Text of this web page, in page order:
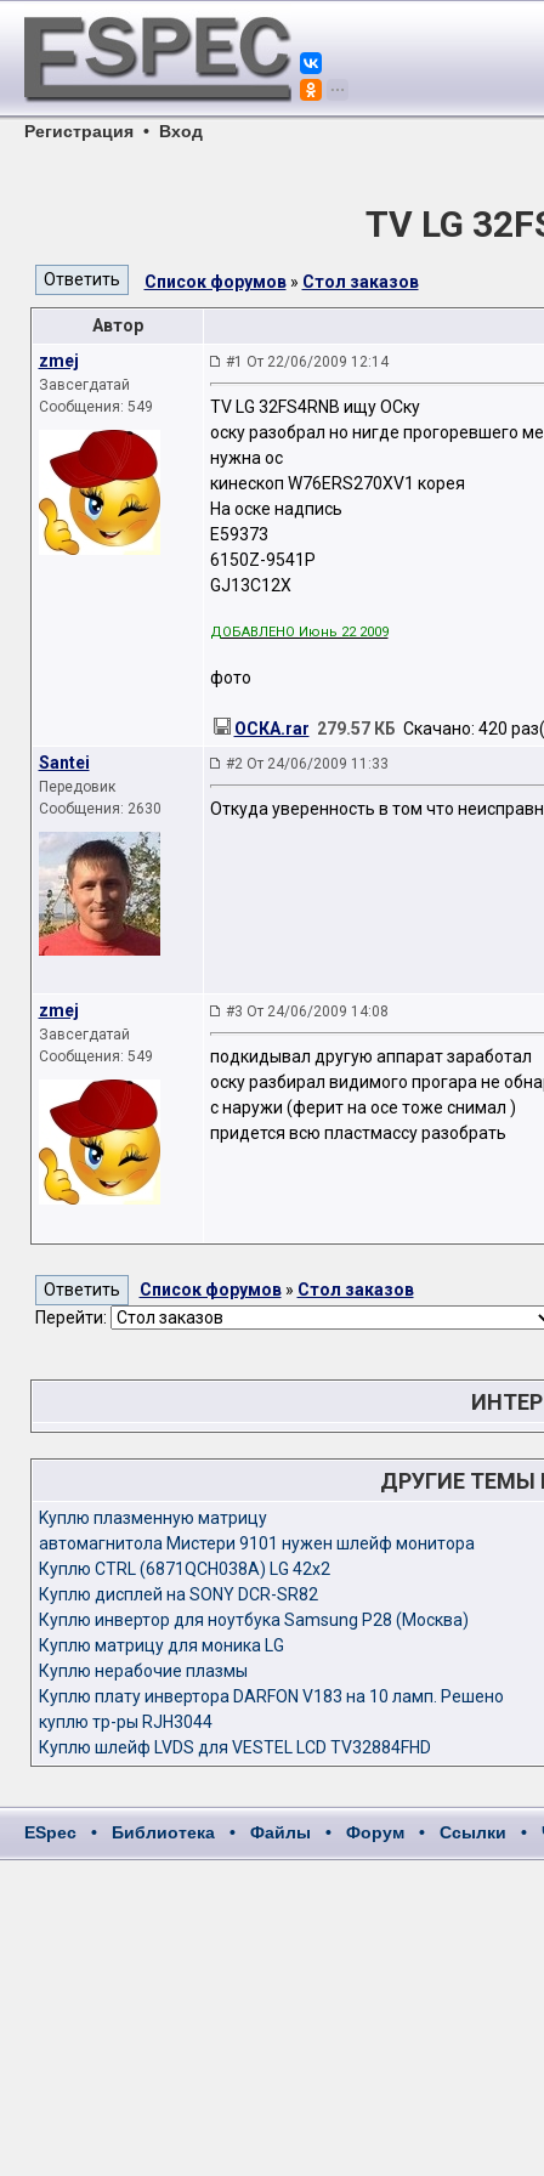
Регистрация • Вход
TV LG
Список форумов» Стол заказов
Автор
zmej
Завсегдатай
Сообщения: 549
#1 От 22/06/2009 12:14
TV LG 32FS4RNB ищу ОСку
оску разобрал но нигде прогоревшего
нужна ос
кинескоп W76ERS270XV1 корея
На оске надпись
E59373
6150Z-9541P
GJ13C12X
ДОБАВЛЕНО Июнь 22 2009
фото
ОСКА.rar 279.57 КБ Скачано: 420
Santei
Передовик
Сообщения: 2630
#2 От 24/06/2009 11:33
Откуда уверенность в том что
zmej
Завсегдатай
Сообщения: 549
#3 От 24/06/2009 14:08
подкидывал другую аппарат заработал
оску разбирал видимого прогара не
с наружи (ферит на осе тоже снимал )
придется всю пластмассу разобрать
Список форумов» Стол заказов
Перейти:
ДРУГИЕ ТЕМЫ
Kуплю плазменную матрицу
автомагнитола Мистери 9101 нужен шлейф монитора
Куплю CTRL (6871QCH038A) LG 42x2
Куплю дисплей на SONY DCR-SR82
Куплю инвертор для ноутбука Samsung P28 (Москва)
Куплю матрицу для моника LG
Куплю нерабочие плазмы
Куплю плату инвертора DARFON V183 на 10 ламп. Решено
куплю тр-ры RJH3044
Куплю шлейф LVDS для VESTEL LCD TV32884FHD
ESpec • Библиотека • Файлы • Форум • Ссылки •